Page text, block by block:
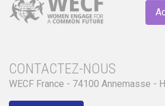
CONTACTEZ-NOUS
WECF France - 74100 Annemasse -